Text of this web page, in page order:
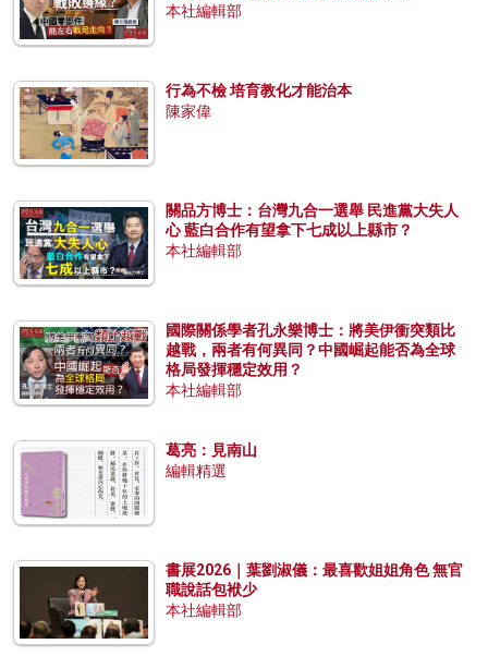
本社編輯部
行為不檢 培育教化才能治本
陳家偉
關品方博士：台灣九合一選舉 民進黨大失人
心 藍白合作有望拿下七成以上縣市？
本社編輯部
國際關係學者孔永樂博士：將美伊衝突類比
越戰，兩者有何異同？中國崛起能否為全球
格局發揮穩定效用？
本社編輯部
葛亮：見南山
編輯精選
書展2026｜葉劉淑儀：最喜歡姐姐角色 無官
職說話包袱少
本社編輯部